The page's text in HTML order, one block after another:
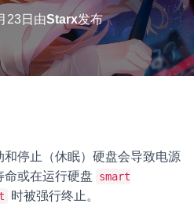
23日 由Starx发布
停止（休眠）硬盘会导致电源
命或在运行硬盘
smart
时被强行终止。